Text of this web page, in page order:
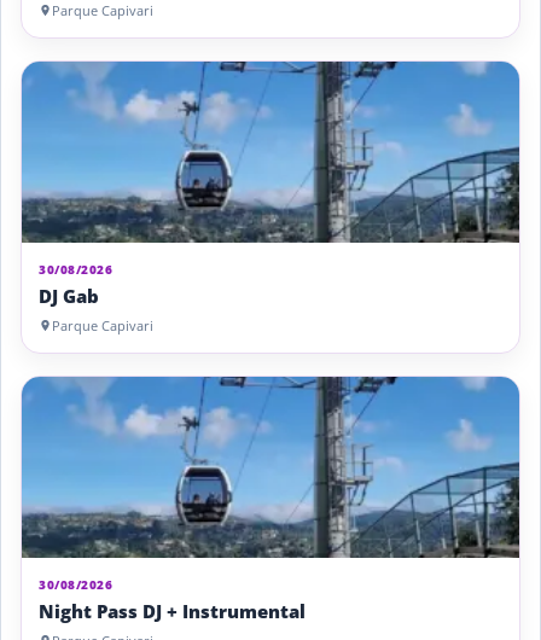
Parque Capivari
30/08/2026
DJ Gab
Parque Capivari
30/08/2026
Night Pass DJ + Instrumental